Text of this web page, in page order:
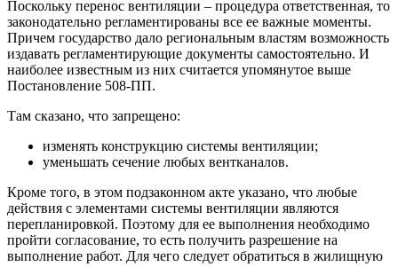
Поскольку перенос вентиляции – процедура ответственная, то
законодательно регламентированы все ее важные моменты.
Причем государство дало региональным властям возможность
издавать регламентирующие документы самостоятельно. И
наиболее известным из них считается упомянутое выше
Постановление 508-ПП.
Там сказано, что запрещено:
изменять конструкцию системы вентиляции;
уменьшать сечение любых вентканалов.
Кроме того, в этом подзаконном акте указано, что любые
действия с элементами системы вентиляции являются
перепланировкой. Поэтому для ее выполнения необходимо
пройти согласование, то есть получить разрешение на
выполнение работ. Для чего следует обратиться в жилищную